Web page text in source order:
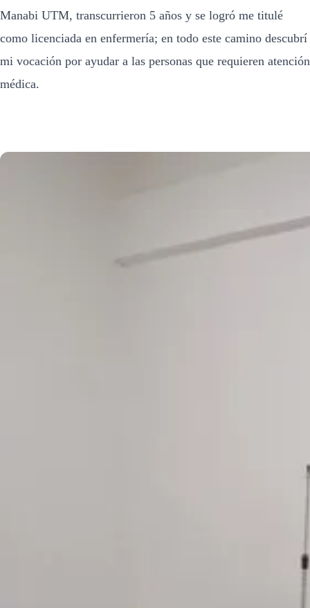
Manabi UTM, transcurrieron 5 años y se logró me titulé
como licenciada en enfermería; en todo este camino descubrí
mi vocación por ayudar a las personas que requieren atención
médica.